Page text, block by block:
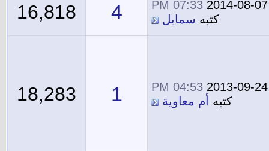
2014-08-07
07:33 PM
كتبه سمايل 4
16,818
2013-09-24
04:53 PM
كتبه
أم معاوية 1
18,283